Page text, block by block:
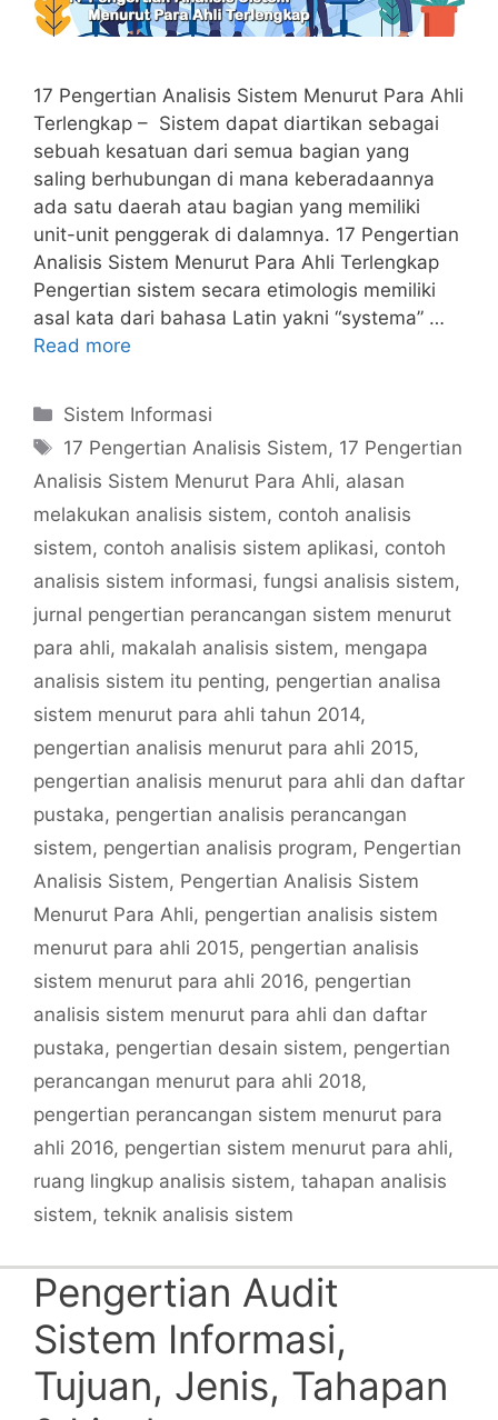
17 Pengertian Analisis Sistem Menurut Para Ahli
Terlengkap – Sistem dapat diartikan sebagai
sebuah kesatuan dari semua bagian yang
saling berhubungan di mana keberadaannya
ada satu daerah atau bagian yang memiliki
unit-unit penggerak di dalamnya. 17 Pengertian
Analisis Sistem Menurut Para Ahli Terlengkap
Pengertian sistem secara etimologis memiliki
asal kata dari bahasa Latin yakni “systema” …
Read more
Categories
Sistem Informasi
Tags
17 Pengertian Analisis Sistem, 17 Pengertian
Analisis Sistem Menurut Para Ahli, alasan
melakukan analisis sistem, contoh analisis
sistem, contoh analisis sistem aplikasi, contoh
analisis sistem informasi, fungsi analisis sistem,
jurnal pengertian perancangan sistem menurut
para ahli, makalah analisis sistem, mengapa
analisis sistem itu penting, pengertian analisa
sistem menurut para ahli tahun 2014,
pengertian analisis menurut para ahli 2015,
pengertian analisis menurut para ahli dan daftar
pustaka, pengertian analisis perancangan
sistem, pengertian analisis program, Pengertian
Analisis Sistem, Pengertian Analisis Sistem
Menurut Para Ahli, pengertian analisis sistem
menurut para ahli 2015, pengertian analisis
sistem menurut para ahli 2016, pengertian
analisis sistem menurut para ahli dan daftar
pustaka, pengertian desain sistem, pengertian
perancangan menurut para ahli 2018,
pengertian perancangan sistem menurut para
ahli 2016, pengertian sistem menurut para ahli,
ruang lingkup analisis sistem, tahapan analisis
sistem, teknik analisis sistem
Pengertian Audit
Sistem Informasi,
Tujuan, Jenis, Tahapan